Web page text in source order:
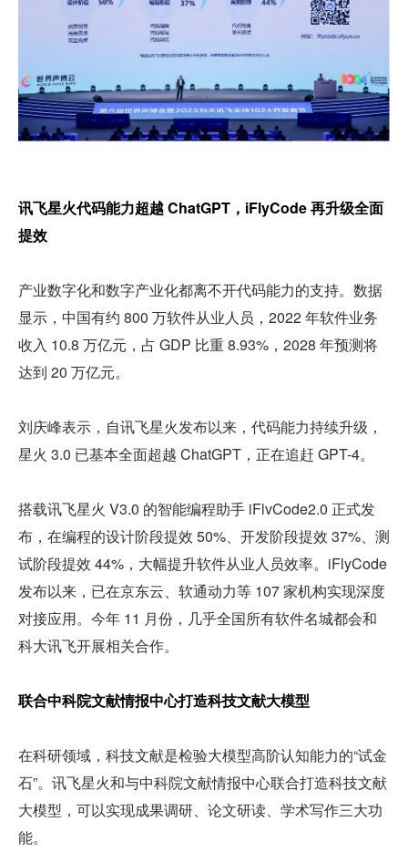
讯飞星火代码能力超越 ChatGPT，iFlyCode 再升级全面
提效
产业数字化和数字产业化都离不开代码能力的支持。数据
显示，中国有约 800 万软件从业人员，2022 年软件业务
收入 10.8 万亿元，占 GDP 比重 8.93%，2028 年预测将
达到 20 万亿元。
刘庆峰表示，自讯飞星火发布以来，代码能力持续升级，
星火 3.0 已基本全面超越 ChatGPT，正在追赶 GPT-4。
搭载讯飞星火 V3.0 的智能编程助手 iFlvCode2.0 正式发
布，在编程的设计阶段提效 50%、开发阶段提效 37%、测
试阶段提效 44%，大幅提升软件从业人员效率。iFlyCode
发布以来，已在京东云、软通动力等 107 家机构实现深度
对接应用。今年 11 月份，几乎全国所有软件名城都会和
科大讯飞开展相关合作。
联合中科院文献情报中心打造科技文献大模型
在科研领域，科技文献是检验大模型高阶认知能力的“试金
石”。讯飞星火和与中科院文献情报中心联合打造科技文献
大模型，可以实现成果调研、论文研读、学术写作三大功
能。